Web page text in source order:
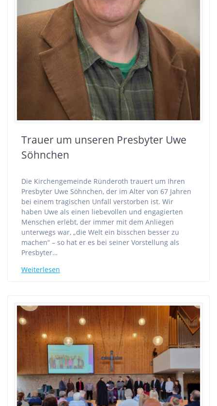
Trauer um unseren Presbyter Uwe
Söhnchen
Die Kirchengemeinde Ründeroth trauert um Ihren
Presbyter Uwe Söhnchen, der im Alter von 67 Jahren
bei einem tragischen Unfall verstorben ist. Wir
haben Uwe als einen liebevollen und engagierten
Menschen erlebt, der immer mit dem Anliegen
unterwegs war, „die Welt ein bisschen besser zu
machen“ – so hat er es bei seiner Vorstellung als
Presbyter…
Weiterlesen